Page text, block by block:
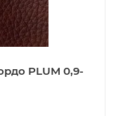
PLUM 0,9-